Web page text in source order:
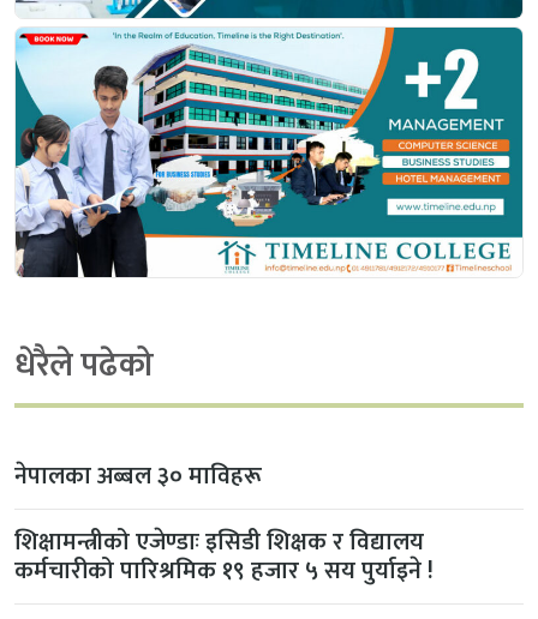
धेरैले पढेको
नेपालका अब्बल ३० माविहरू
शिक्षामन्त्रीको एजेण्डाः इसिडी शिक्षक र विद्यालय
कर्मचारीको पारिश्रमिक १९ हजार ५ सय पुर्याइने !